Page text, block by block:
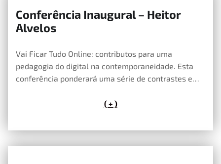
Conferência Inaugural – Heitor
Alvelos
Vai Ficar Tudo Online: contributos para uma
pedagogia do digital na contemporaneidade. Esta
conferência ponderará uma série de contrastes e…
( + )
25 de Maio, 2020